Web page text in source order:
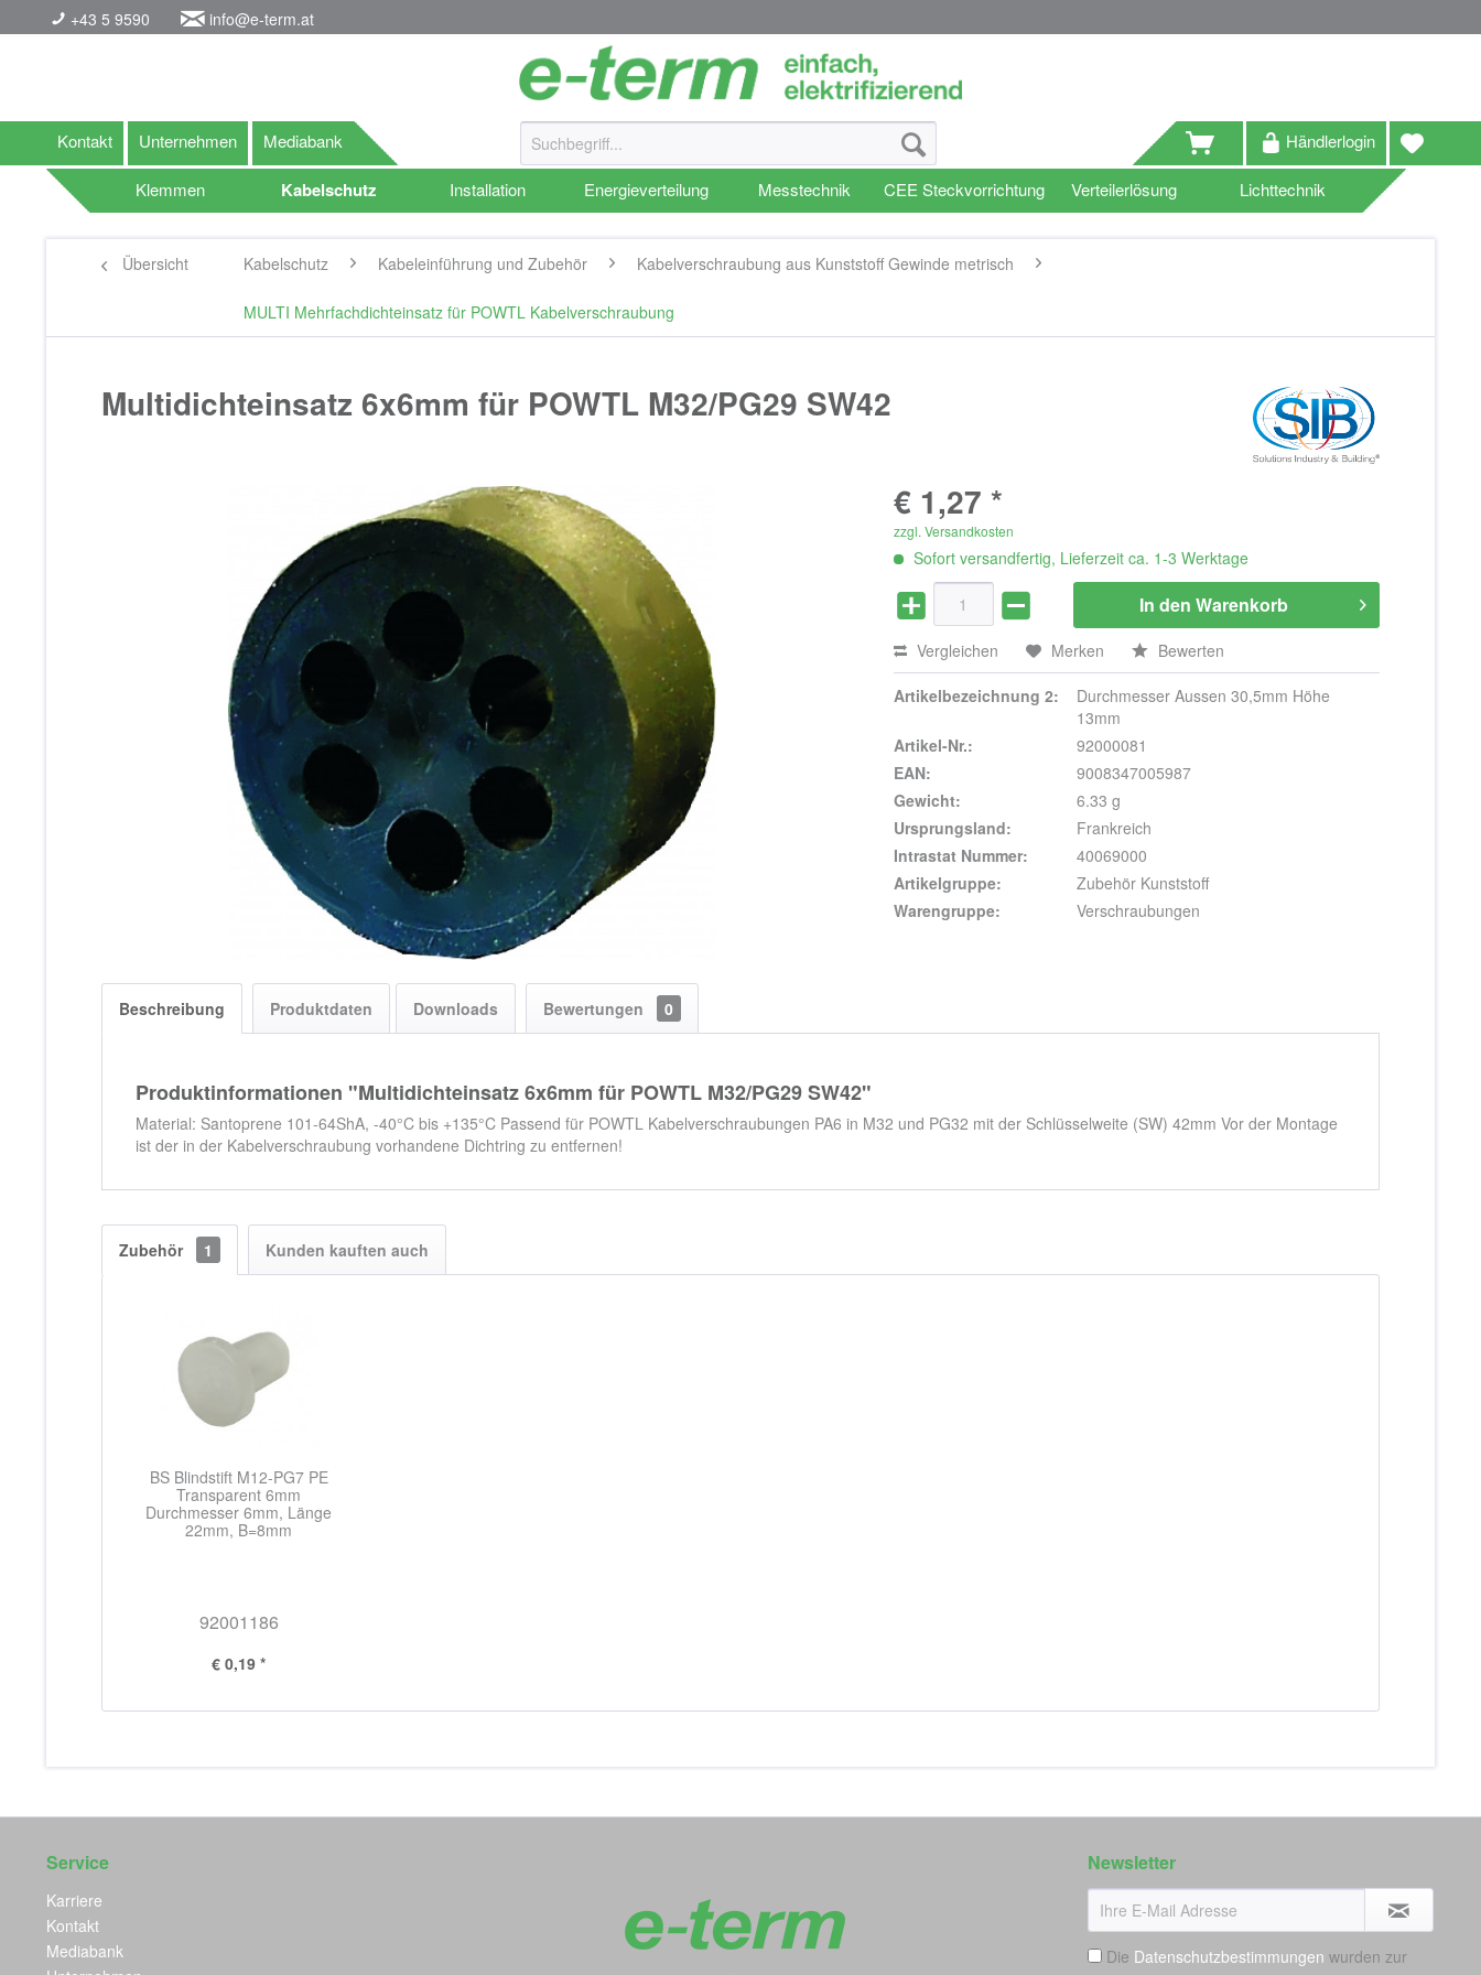
+43 5 9590 info@e-term.at
Kontakt Unternehmen Mediabank Händlerlogin
Klemmen Kabelschutz Installation Energieverteilung Messtechnik CEE Steckvorrichtung Verteilerlösung Lichttechnik
Übersicht Kabelschutz Kabeleinführung und Zubehör Kabelverschraubung aus Kunststoff Gewinde metrisch
MULTI Mehrfachdichteinsatz für POWTL Kabelverschraubung
Multidichteinsatz 6x6mm für POWTL M32/PG29 SW42
€ 1,27 *
zzgl. Versandkosten
Sofort versandfertig, Lieferzeit ca. 1-3 Werktage
In den Warenkorb
Vergleichen Merken Bewerten
Artikelbezeichnung 2:
Durchmesser Aussen 30,5mm Höhe
13mm
Artikel-Nr.:
92000081
EAN:
9008347005987
Gewicht:
6.33 g
Ursprungsland:
Frankreich
Intrastat Nummer:
40069000
Artikelgruppe:
Zubehör Kunststoff
Warengruppe:
Verschraubungen
Beschreibung Produktdaten Downloads Bewertungen 0
Produktinformationen "Multidichteinsatz 6x6mm für POWTL M32/PG29 SW42"
Material: Santoprene 101-64ShA, -40°C bis +135°C Passend für POWTL Kabelverschraubungen PA6 in M32 und PG32 mit der Schlüsselweite (SW) 42mm Vor der Montage
ist der in der Kabelverschraubung vorhandene Dichtring zu entfernen!
Zubehör 1 Kunden kauften auch
BS Blindstift M12-PG7 PE
Transparent 6mm
Durchmesser 6mm, Länge
22mm, B=8mm
92001186
€ 0,19 *
Service
Karriere
Kontakt
Mediabank
Newsletter
Die Datenschutzbestimmungen wurden zur